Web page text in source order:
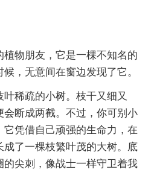
植物朋友，它是一棵不知名的
，无意间在窗边发现了它。
稀疏的小树。枝干又细又
断成两截。不过，你可别小
凭借自己顽强的生命力，在
了一棵枝繁叶茂的大树。底
尖刺，像战士一样守卫着我